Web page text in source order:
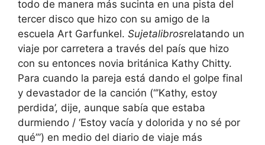
todo de manera más sucinta en una pista del
tercer disco que hizo con su amigo de la
escuela Art Garfunkel. Sujetalibrosrelatando un
viaje por carretera a través del país que hizo
con su entonces novia británica Kathy Chitty.
Para cuando la pareja está dando el golpe final
y devastador de la canción (“’Kathy, estoy
perdida’, dije, aunque sabía que estaba
durmiendo / ‘Estoy vacía y dolorida y no sé por
qué’”) en medio del diario de viaje más